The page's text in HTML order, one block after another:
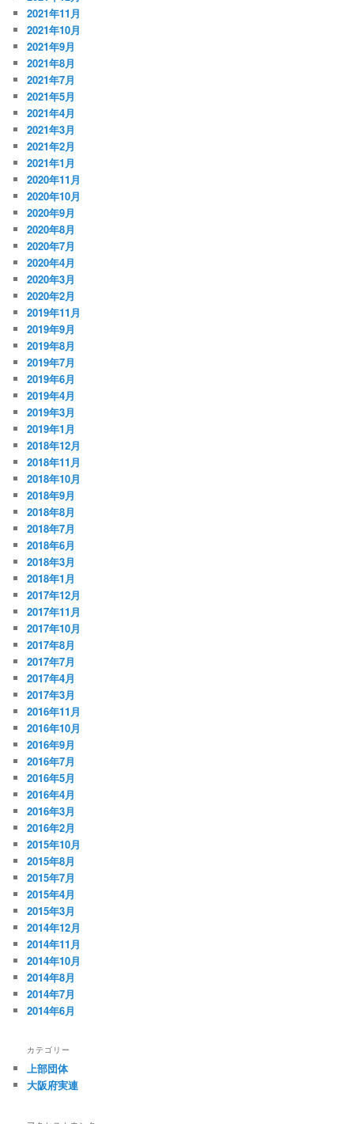
2021年11月
2021年10月
2021年9月
2021年8月
2021年7月
2021年5月
2021年4月
2021年3月
2021年2月
2021年1月
2020年11月
2020年10月
2020年9月
2020年8月
2020年7月
2020年4月
2020年3月
2020年2月
2019年11月
2019年9月
2019年8月
2019年7月
2019年6月
2019年4月
2019年3月
2019年1月
2018年12月
2018年11月
2018年10月
2018年9月
2018年8月
2018年7月
2018年6月
2018年3月
2018年1月
2017年12月
2017年11月
2017年10月
2017年8月
2017年7月
2017年4月
2017年3月
2016年11月
2016年10月
2016年9月
2016年7月
2016年5月
2016年4月
2016年3月
2016年2月
2015年10月
2015年8月
2015年7月
2015年4月
2015年3月
2014年12月
2014年11月
2014年10月
2014年8月
2014年7月
2014年6月
カテゴリー
上部団体
大阪府実連